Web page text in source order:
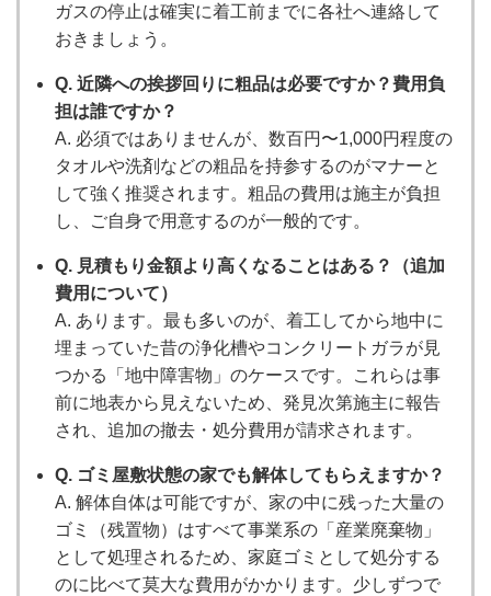
ガスの停止は確実に着工前までに各社へ連絡して
おきましょう。
Q. 近隣への挨拶回りに粗品は必要ですか？費用負
担は誰ですか？
A. 必須ではありませんが、数百円〜1,000円程度の
タオルや洗剤などの粗品を持参するのがマナーと
して強く推奨されます。粗品の費用は施主が負担
し、ご自身で用意するのが一般的です。
Q. 見積もり金額より高くなることはある？（追加
費用について）
A. あります。最も多いのが、着工してから地中に
埋まっていた昔の浄化槽やコンクリートガラが見
つかる「地中障害物」のケースです。これらは事
前に地表から見えないため、発見次第施主に報告
され、追加の撤去・処分費用が請求されます。
Q. ゴミ屋敷状態の家でも解体してもらえますか？
A. 解体自体は可能ですが、家の中に残った大量の
ゴミ（残置物）はすべて事業系の「産業廃棄物」
として処理されるため、家庭ゴミとして処分する
のに比べて莫大な費用がかかります。少しずつで